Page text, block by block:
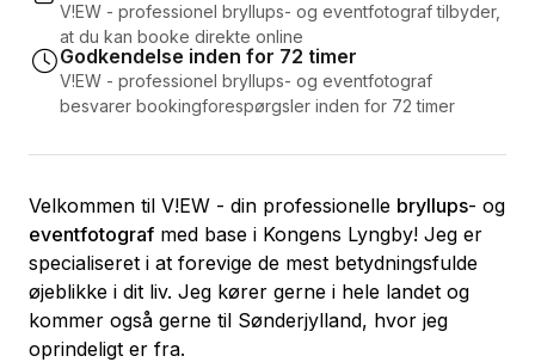
V!EW - professionel bryllups- og eventfotograf tilbyder,
at du kan booke direkte online
Godkendelse inden for 72 timer
V!EW - professionel bryllups- og eventfotograf
besvarer bookingforespørgsler inden for 72 timer
Velkommen til V!EW - din professionelle bryllups- og
eventfotograf med base i Kongens Lyngby! Jeg er
specialiseret i at forevige de mest betydningsfulde
øjeblikke i dit liv. Jeg kører gerne i hele landet og
kommer også gerne til Sønderjylland, hvor jeg
oprindeligt er fra.